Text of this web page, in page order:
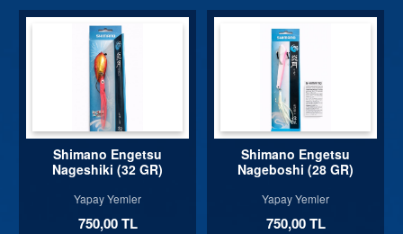
Shimano Engetsu
Nageshiki (32 GR)
Yapay Yemler
750,00 TL
Shimano Engetsu
Nageboshi (28 GR)
Yapay Yemler
750,00 TL